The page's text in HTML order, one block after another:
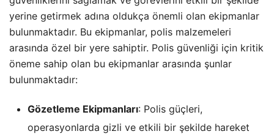
yerine getirmek adına oldukça önemli olan ekipmanlar
bulunmaktadır. Bu ekipmanlar, polis malzemeleri
arasında özel bir yere sahiptir. Polis güvenliği için kritik
öneme sahip olan bu ekipmanlar arasında şunlar
bulunmaktadır:
Gözetleme Ekipmanları: Polis güçleri,
operasyonlarda gizli ve etkili bir şekilde hareket